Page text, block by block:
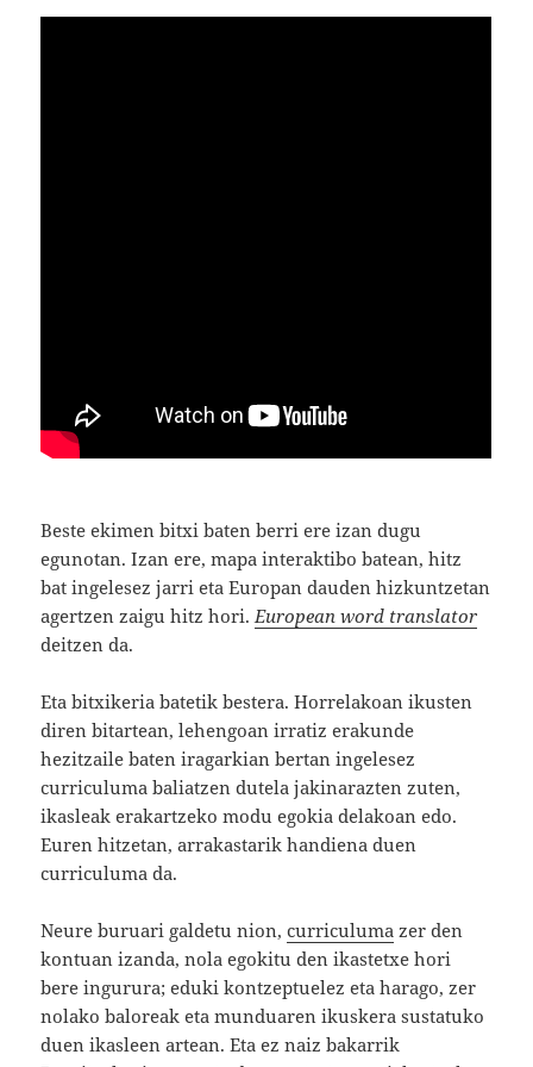
Beste ekimen bitxi baten berri ere izan dugu
egunotan. Izan ere, mapa interaktibo batean, hitz
bat ingelesez jarri eta Europan dauden hizkuntzetan
agertzen zaigu hitz hori. European word translator
deitzen da.
Eta bitxikeria batetik bestera. Horrelakoan ikusten
diren bitartean, lehengoan irratiz erakunde
hezitzaile baten iragarkian bertan ingelesez
curriculuma baliatzen dutela jakinarazten zuten,
ikasleak erakartzeko modu egokia delakoan edo.
Euren hitzetan, arrakastarik handiena duen
curriculuma da.
Neure buruari galdetu nion,curriculuma zer den
kontuan izanda, nola egokitu den ikastetxe hori
bere ingurura; eduki kontzeptuelez eta harago, zer
nolako baloreak eta munduaren ikuskera sustatuko
duen ikasleen artean. Eta ez naiz bakarrik